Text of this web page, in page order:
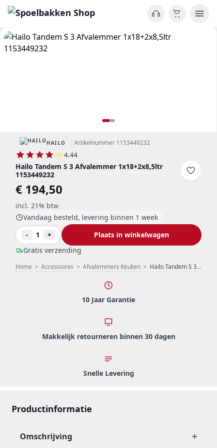
Home > Accessoires > Afvalemmers Keuken > Hailo Tandem S 3 Afvalemmer 1x18+2x8,5ltr 1153449232
HAILO | Artikelnummer 1153449232
4.44
Hailo Tandem S 3 Afvalemmer 1x18+2x8,5ltr
1153449232
€ 194,50
incl. 21% btw
Gratis verzending
Vandaag besteld, levering binnen 1 week
-
1 + Plaats in winkelwagen
10 Jaar Garantie
Makkelijk retourneren binnen 30 dagen
Snelle Levering
Productinformatie
Omschrijving +